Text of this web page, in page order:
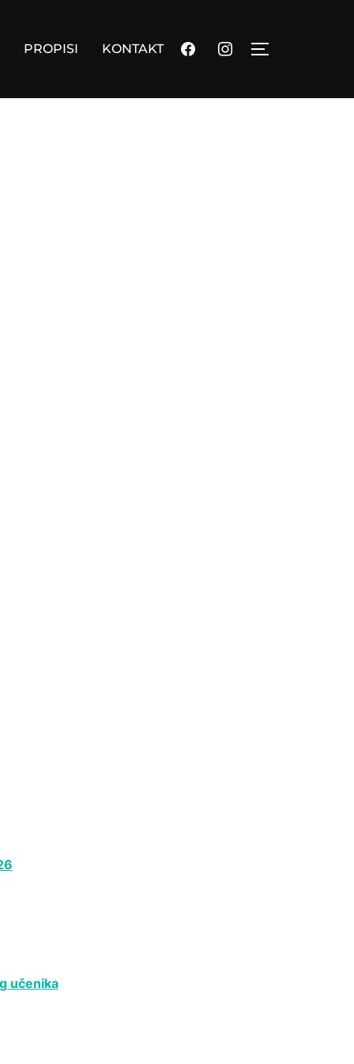
PROPISI KONTAKT facebookinstagramTOGGLE
učenika